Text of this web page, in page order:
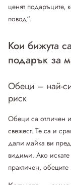
ценят подаръците,
повод“.
Кои бижута
подарък за
Обеци – най-
риск
Обеци са отличен
свежест. Те са и
дали майка ви
видими. Ако
практичен, обеците